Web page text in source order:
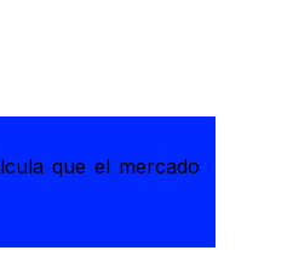
que el mercado